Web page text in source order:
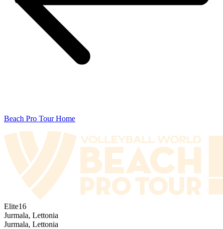
Beach Pro Tour Home
Elite16
Jurmala, Lettonia
Jurmala, Lettonia